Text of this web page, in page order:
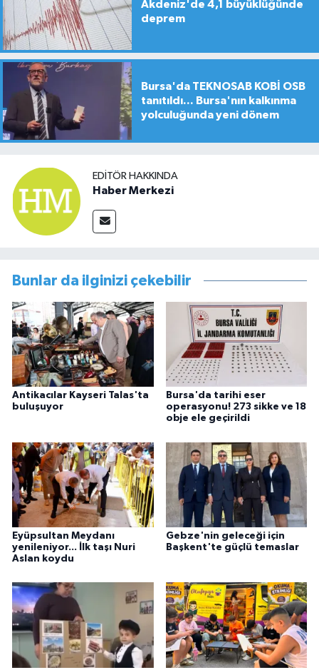
Akdeniz'de 4,1 büyüklüğünde
deprem
Bursa'da TEKNOSAB KOBİ OSB
tanıtıldı... Bursa'nın kalkınma
yolculuğunda yeni dönem
EDITÖR HAKKINDA
Haber Merkezi
Bunlar da ilginizi çekebilir
Antikacılar Kayseri Talas'ta
buluşuyor
Bursa'da tarihi eser
operasyonu! 273 sikke ve 18
obje ele geçirildi
Eyüpsultan Meydanı
yenileniyor... İlk taşı Nuri
Aslan koydu
Gebze'nin geleceği için
Başkent'te güçlü temaslar